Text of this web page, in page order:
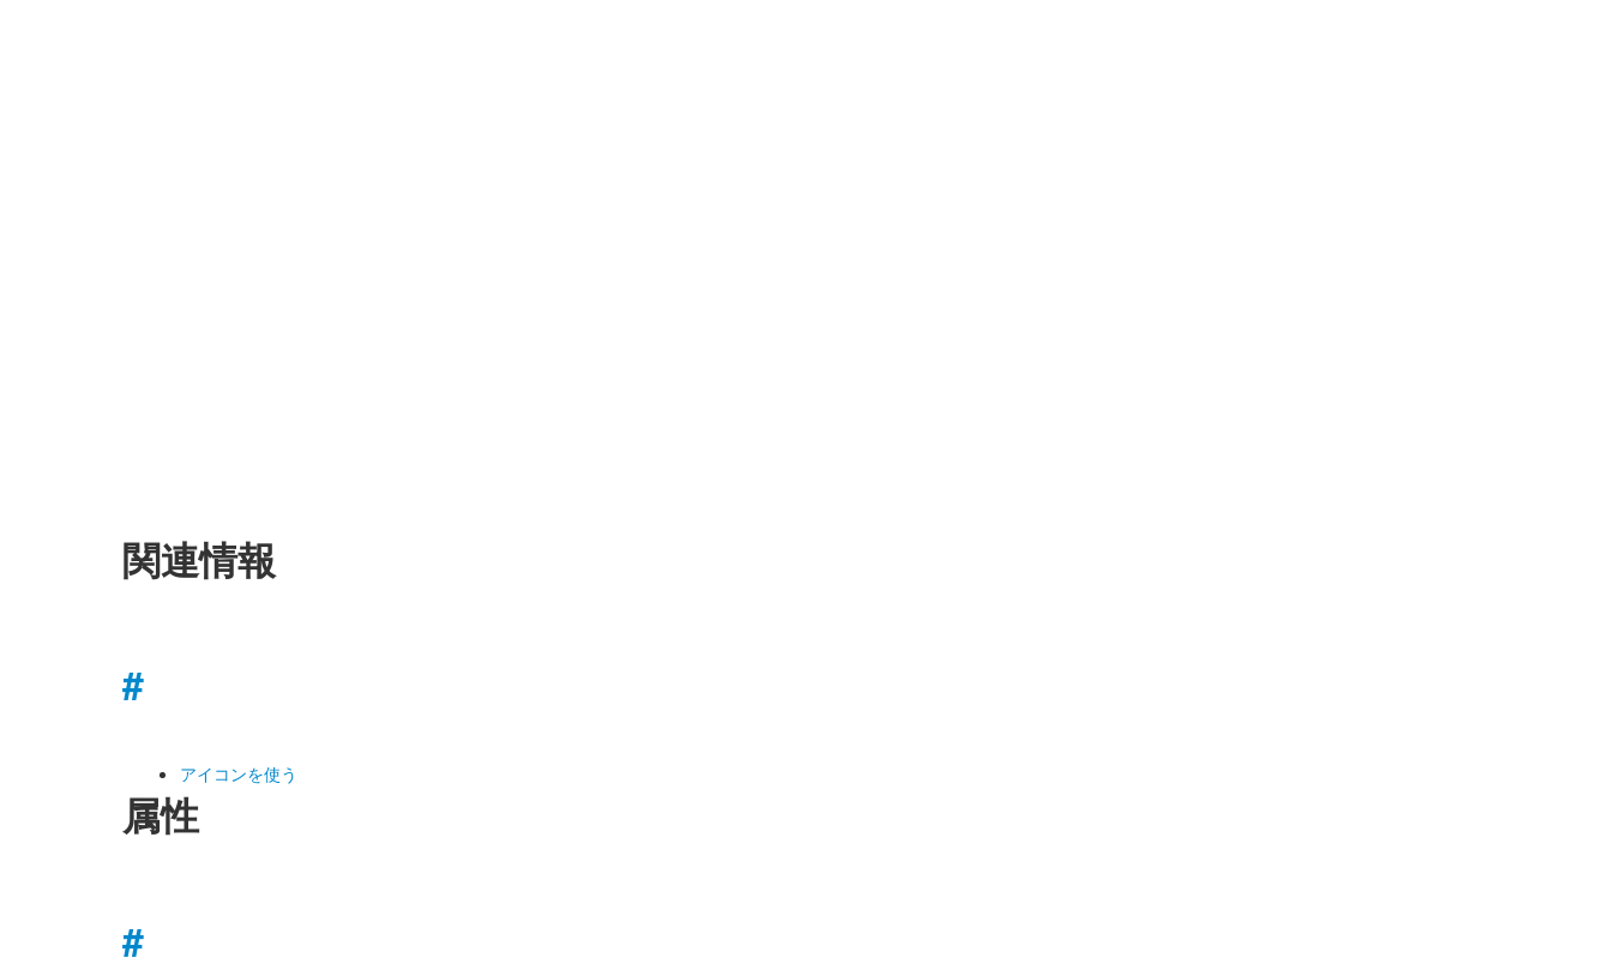
関連情報
#
アイコンを使う
属性
#